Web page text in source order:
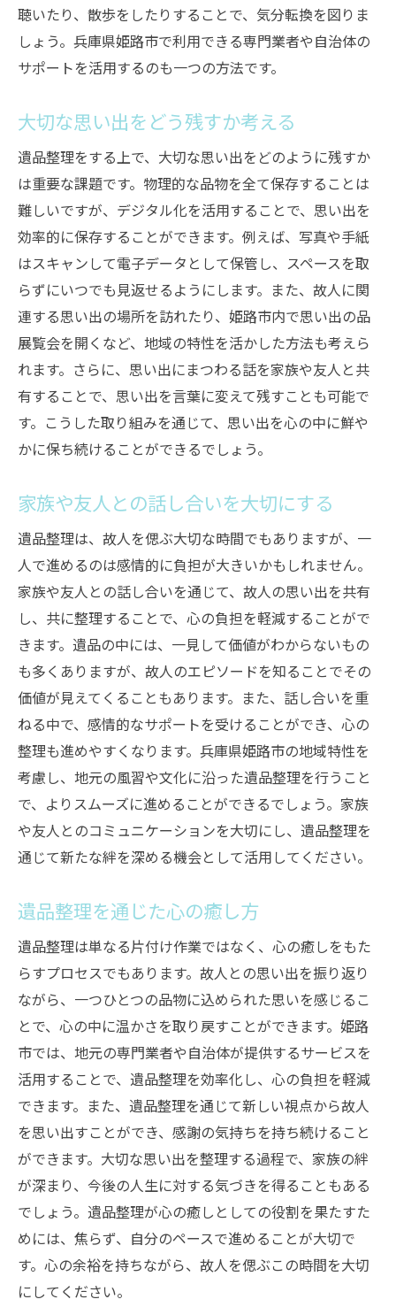
聴いたり、散歩をしたりすることで、気分転換を図りま
しょう。兵庫県姫路市で利用できる専門業者や自治体の
サポートを活用するのも一つの方法です。
大切な思い出をどう残すか考える
遺品整理をする上で、大切な思い出をどのように残すか
は重要な課題です。物理的な品物を全て保存することは
難しいですが、デジタル化を活用することで、思い出を
効率的に保存することができます。例えば、写真や手紙
はスキャンして電子データとして保管し、スペースを取
らずにいつでも見返せるようにします。また、故人に関
連する思い出の場所を訪れたり、姫路市内で思い出の品
展覧会を開くなど、地域の特性を活かした方法も考えら
れます。さらに、思い出にまつわる話を家族や友人と共
有することで、思い出を言葉に変えて残すことも可能で
す。こうした取り組みを通じて、思い出を心の中に鮮や
かに保ち続けることができるでしょう。
家族や友人との話し合いを大切にする
遺品整理は、故人を偲ぶ大切な時間でもありますが、一
人で進めるのは感情的に負担が大きいかもしれません。
家族や友人との話し合いを通じて、故人の思い出を共有
し、共に整理することで、心の負担を軽減することがで
きます。遺品の中には、一見して価値がわからないもの
も多くありますが、故人のエピソードを知ることでその
価値が見えてくることもあります。また、話し合いを重
ねる中で、感情的なサポートを受けることができ、心の
整理も進めやすくなります。兵庫県姫路市の地域特性を
考慮し、地元の風習や文化に沿った遺品整理を行うこと
で、よりスムーズに進めることができるでしょう。家族
や友人とのコミュニケーションを大切にし、遺品整理を
通じて新たな絆を深める機会として活用してください。
遺品整理を通じた心の癒し方
遺品整理は単なる片付け作業ではなく、心の癒しをもた
らすプロセスでもあります。故人との思い出を振り返り
ながら、一つひとつの品物に込められた思いを感じるこ
とで、心の中に温かさを取り戻すことができます。姫路
市では、地元の専門業者や自治体が提供するサービスを
活用することで、遺品整理を効率化し、心の負担を軽減
できます。また、遺品整理を通じて新しい視点から故人
を思い出すことができ、感謝の気持ちを持ち続けること
ができます。大切な思い出を整理する過程で、家族の絆
が深まり、今後の人生に対する気づきを得ることもある
でしょう。遺品整理が心の癒しとしての役割を果たすた
めには、焦らず、自分のペースで進めることが大切で
す。心の余裕を持ちながら、故人を偲ぶこの時間を大切
にしてください。